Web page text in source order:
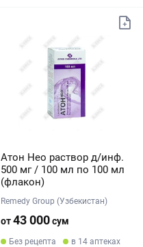
Атон Нео раствор д/инф.
500 мг / 100 мл по 100 мл
(флакон)
Remedy Group (Узбекистан)
от43 000сум
Без рецепта в 14 аптеках